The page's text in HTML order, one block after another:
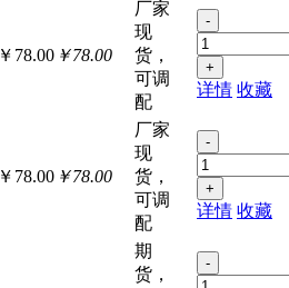
￥78.00 ￥78.00
厂家
现
货，
可调
配
-
+
详情 收藏
￥78.00 ￥78.00
厂家
现
货，
可调
配
-
+
详情 收藏
期
货，
-